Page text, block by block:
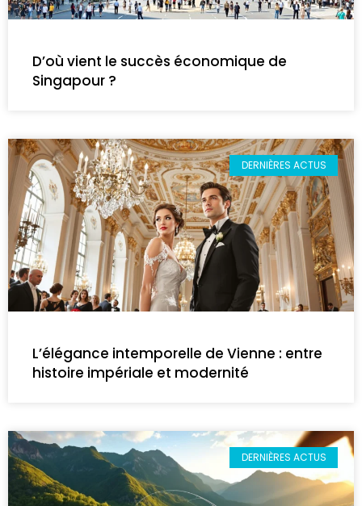
D’où vient le succès économique de
Singapour ?
DERNIÈRES ACTUS
L’élégance intemporelle de Vienne : entre
histoire impériale et modernité
DERNIÈRES ACTUS